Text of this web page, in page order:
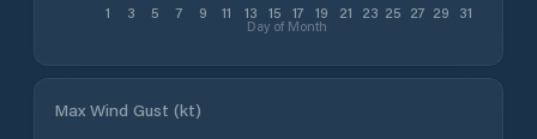
1 3 5 7 9 11 13 15 17 19 21 23 25 27 29 31
Day of Month
Max Wind Gust (kt)